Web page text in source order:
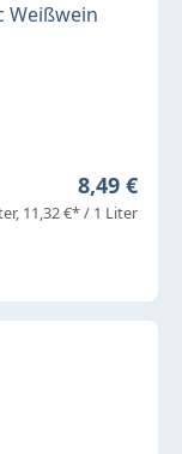
Weißwein
Regulärer
8,49 €
11,32 €* / 1 Liter